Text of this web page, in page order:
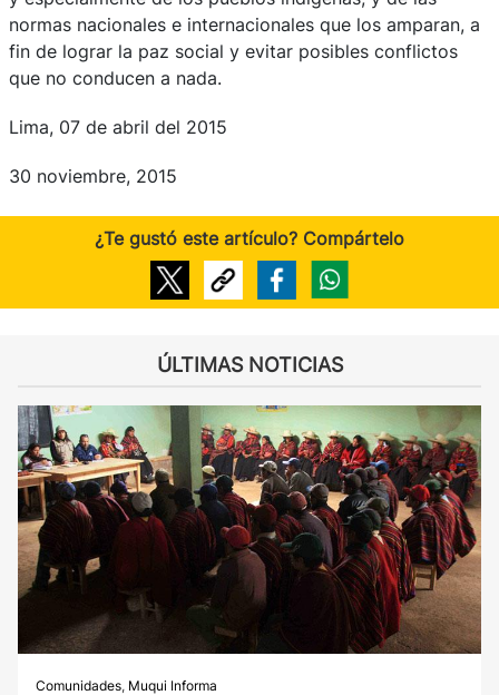
normas nacionales e internacionales que los amparan, a
fin de lograr la paz social y evitar posibles conflictos
que no conducen a nada.
Lima, 07 de abril del 2015
30 noviembre, 2015
¿Te gustó este artículo? Compártelo
ÚLTIMAS NOTICIAS
Comunidades, Muqui Informa